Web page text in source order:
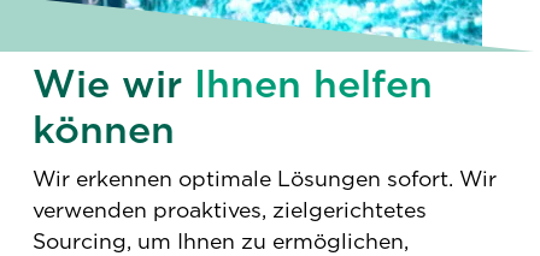
Wie wir Ihnen helfen
können
Wir erkennen optimale Lösungen sofort. Wir
verwenden proaktives, zielgerichtetes
Sourcing, um Ihnen zu ermöglichen,